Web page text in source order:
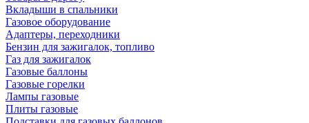
Вкладыши в спальники
Газовое оборудование
Адаптеры, переходники
Бензин для зажигалок, топливо
Газ для зажигалок
Газовые баллоны
Газовые горелки
Лампы газовые
Плиты газовые